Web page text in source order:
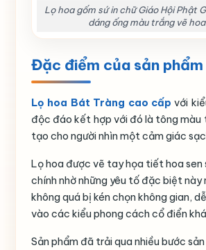
Lọ hoa gốm sứ in chữ Giáo Hội Phật
dáng ống màu trắng vẽ
Đặc điểm của sản phẩm
Lọ hoa Bát Tràng cao cấp với
độc đáo kết hợp với đó là tông màu
tạo cho người nhìn một cảm giác
Lọ hoa được vẽ tay họa tiết hoa sen
chính nhờ những yêu tố đặc biệt này
không quá bị kén chọn không gian,
vào các kiểu phong cách cổ điển
Sản phẩm đã trải qua nhiều bước